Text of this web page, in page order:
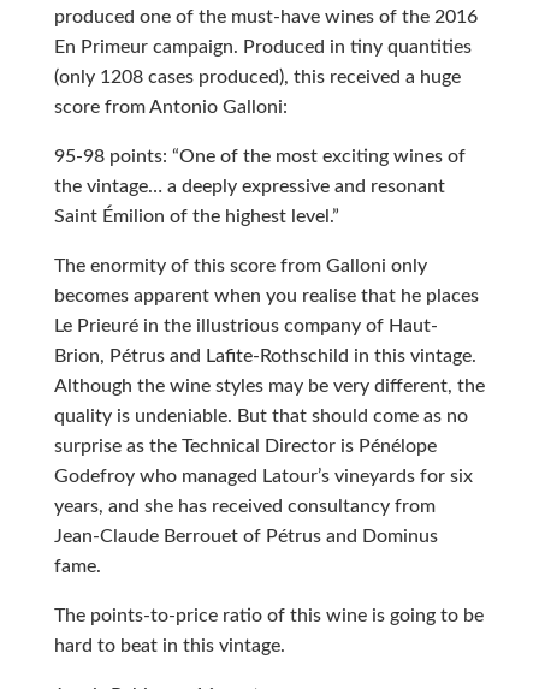
produced one of the must-have wines of the 2016
En Primeur campaign. Produced in tiny quantities
(only 1208 cases produced), this received a huge
score from Antonio Galloni:
95-98 points: “One of the most exciting wines of
the vintage… a deeply expressive and resonant
Saint Émilion of the highest level.”
The enormity of this score from Galloni only
becomes apparent when you realise that he places
Le Prieuré in the illustrious company of Haut-
Brion, Pétrus and Lafite-Rothschild in this vintage.
Although the wine styles may be very different, the
quality is undeniable. But that should come as no
surprise as the Technical Director is Pénélope
Godefroy who managed Latour’s vineyards for six
years, and she has received consultancy from
Jean-Claude Berrouet of Pétrus and Dominus
fame.
The points-to-price ratio of this wine is going to be
hard to beat in this vintage.